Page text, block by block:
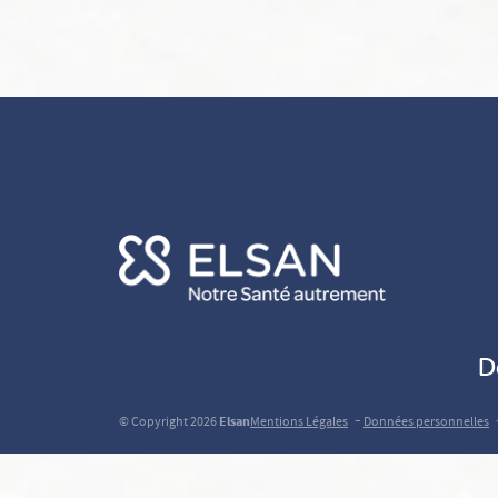
© Copyright 2026ElsanMentions Légales -Données personnelles